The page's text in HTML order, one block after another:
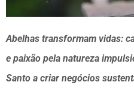
Abelhas transformam vidas:
e paixão pela natureza
Santo a criar negócios